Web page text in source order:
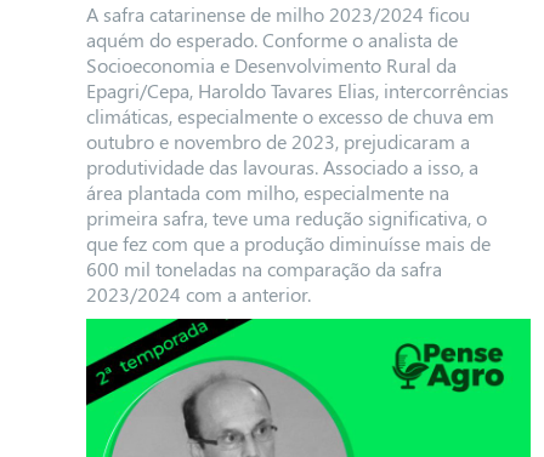
A safra catarinense de milho 2023/2024 ficou
aquém do esperado. Conforme o analista de
Socioeconomia e Desenvolvimento Rural da
Epagri/Cepa, Haroldo Tavares Elias, intercorrências
climáticas, especialmente o excesso de chuva em
outubro e novembro de 2023, prejudicaram a
produtividade das lavouras. Associado a isso, a
área plantada com milho, especialmente na
primeira safra, teve uma redução significativa, o
que fez com que a produção diminuísse mais de
600 mil toneladas na comparação da safra
2023/2024 com a anterior.